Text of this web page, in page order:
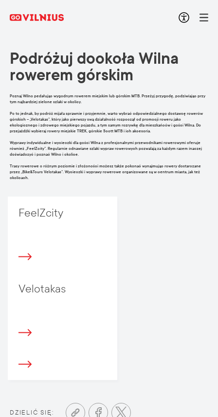
Podróżuj dookoła Wilna
rowerem górskim
Poznaj Wilno pedałując wygodnym rowerem miejskim lub górskim MTB. Przeżyj przygodę, podziwiając przy
tym najbardziej zielone szlaki w okolicy.
Po to jednak, by podróż mijała sprawnie i przyjemnie, warto wybrać odpowiedzialnego dostawcę rowerów
górskich – „Velotakas”, który jako pierwszy swą działalność rozpoczął od promocji roweru jako
ekologicznego i zdrowego miejskiego pojazdu, a tym samym rozrywkę dla mieszkańców i gości Wilna. Do
przejażdżki wybieraj rowery miejskie TREK, górskie Scott MTB i ich akcesoria.
Wyprawy indywidualne i wycieczki dla gości Wilna z profesjonalnymi przewodnikami rowerowymi oferuje
również „FeelZcity”. Regularnie odnawiane szlaki wypraw rowerowych pozwalają za każdym razem inaczej
doświadczyć i poznać Wilno i okolice.
Trasy rowerowe o różnym poziomie i złożoności możesz także pokonać wynajmując rowery dostarczane
przez „Bike&Tours Velotakas”. Wycieczki i wyprawy rowerowe organizowane są w centrum miasta, jak też
okolicach.
FeelZcity
Velotakas
DZIELIĆ SIĘ: